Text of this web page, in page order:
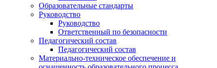
Образовательные стандарты
Руководство
Руководство
Ответственный по безопасности
Педагогический состав
Педагогический состав
Материально-техническое обеспечение и